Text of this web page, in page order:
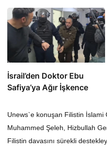
İsrail’den Doktor Ebu
Safiya’ya Ağır İşkence
Unews`e konuşan Filistin İslami
Muhammed Şeleh, Hizbullah
Filistin davasını sürekli